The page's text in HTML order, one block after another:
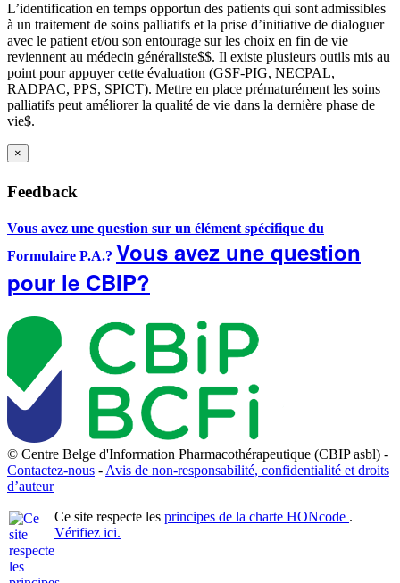
L’identification en temps opportun des patients qui sont admissibles
à un traitement de soins palliatifs et la prise d’initiative de dialoguer
avec le patient et/ou son entourage sur les choix en fin de vie
reviennent au médecin généraliste$$​​​. Il existe plusieurs outils mis au
point pour appuyer cette évaluation (GSF-PIG, NECPAL,
RADPAC, PPS, SPICT). Mettre en place prématurément les soins
palliatifs peut améliorer la qualité de vie dans la dernière phase de
vie$​​​​​​​​​​​​​​​.
×
Feedback
Vous avez une question sur un élément spécifique du
Formulaire P.A.? Vous avez une question
pour le CBIP?
© Centre Belge d'Information Pharmacothérapeutique (CBIP asbl) -
Contactez-nous - Avis de non-responsabilité, confidentialité et droits
d’auteur
Ce site respecte les principes de la charte HONcode .
Vérifiez ici.